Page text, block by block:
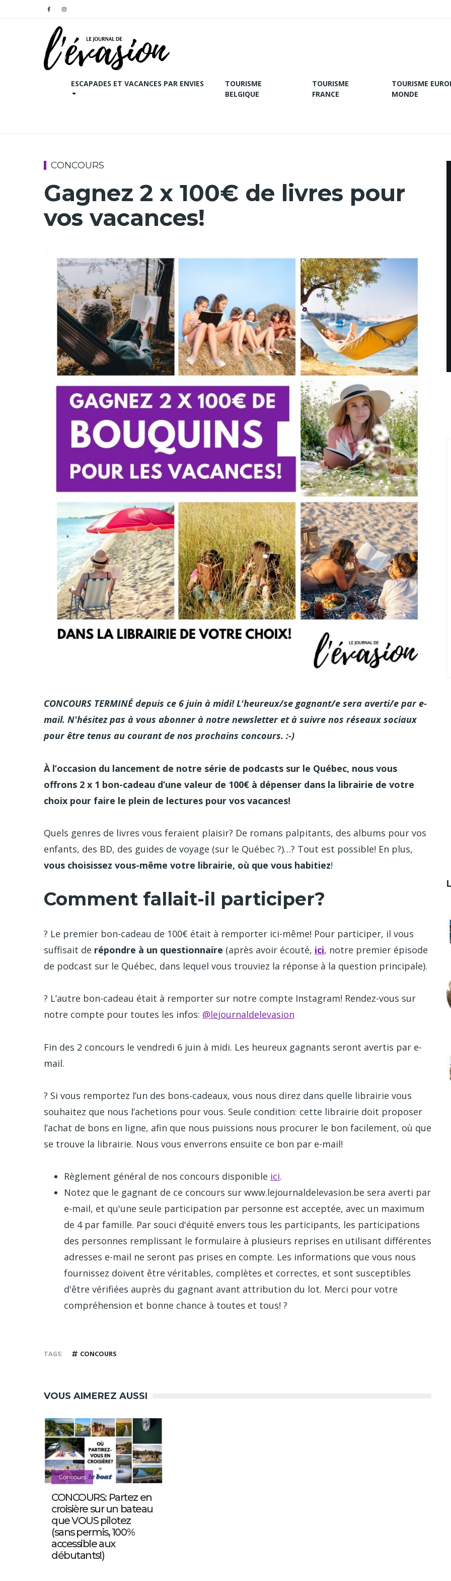
ESCAPADES ET VACANCES PAR ENVIES
TOURISME
BELGIQUE
TOURISME
FRANCE
TOURISME
MONDE
CONCOURS
Gagnez 2 x 100€ de livres pour
vos vacances!
CONCOURS TERMINÉ depuis ce 6 juin à midi! L'heureux/se gagnant/e sera averti/e par e-
mail. N'hésitez pas à vous abonner à notre newsletter et à suivre nos réseaux sociaux
pour être tenus au courant de nos prochains concours. :-)
À l’occasion du lancement de notre série de podcasts sur le Québec, nous vous
offrons 2 x 1 bon-cadeau d’une valeur de 100€ à dépenser dans la librairie de votre
choix pour faire le plein de lectures pour vos vacances!
Quels genres de livres vous feraient plaisir? De romans palpitants, des albums pour vos
enfants, des BD, des guides de voyage (sur le Québec ?)…? Tout est possible! En plus,
vous choisissez vous-même votre librairie, où que vous habitiez!
Comment fallait-il participer?
? Le premier bon-cadeau de 100€ était à remporter ici-même! Pour participer, il vous
suffisait de répondre à un questionnaire (après avoir écouté, ici, notre premier épisode
de podcast sur le Québec, dans lequel vous trouviez la réponse à la question principale).
? L’autre bon-cadeau était à remporter sur notre compte Instagram! Rendez-vous sur
notre compte pour toutes les infos: @lejournaldelevasion
Fin des 2 concours le vendredi 6 juin à midi. Les heureux gagnants seront avertis par e-
mail.
? Si vous remportez l’un des bons-cadeaux, vous nous direz dans quelle librairie vous
souhaitez que nous l’achetions pour vous. Seule condition: cette librairie doit proposer
l’achat de bons en ligne, afin que nous puissions nous procurer le bon facilement, où que
se trouve la librairie. Nous vous enverrons ensuite ce bon par e-mail!
Règlement général de nos concours disponible ici.
Notez que le gagnant de ce concours sur www.lejournaldelevasion.be sera averti par
e-mail, et qu'une seule participation par personne est acceptée, avec un maximum
de 4 par famille. Par souci d'équité envers tous les participants, les participations
des personnes remplissant le formulaire à plusieurs reprises en utilisant différentes
adresses e-mail ne seront pas prises en compte. Les informations que vous nous
fournissez doivent être véritables, complètes et correctes, et sont susceptibles
d'être vérifiées auprès du gagnant avant attribution du lot. Merci pour votre
compréhension et bonne chance à toutes et tous! ?
TAGS CONCOURS
VOUS AIMEREZ AUSSI
Concours
CONCOURS: Partez en
croisière sur un bateau
que VOUS pilotez
(sans permis, 100%
accessible aux
débutants!)